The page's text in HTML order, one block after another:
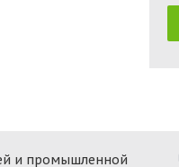
и промышленной